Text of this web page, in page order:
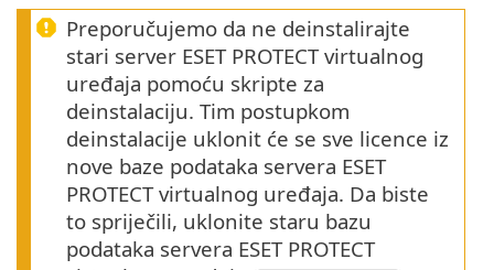
Preporučujemo da ne deinstalirajte
stari server ESET PROTECT virtualnog
uređaja pomoću skripte za
deinstalaciju. Tim postupkom
deinstalacije uklonit će se sve licence iz
nove baze podataka servera ESET
PROTECT virtualnog uređaja. Da biste
to spriječili, uklonite staru bazu
podataka servera ESET PROTECT